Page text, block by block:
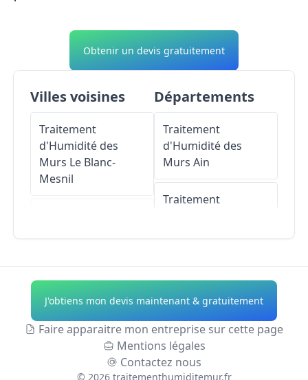
Obtenir un devis gratuitement
Villes voisines
Traitement
d'Humidité des
Murs Le Blanc-
Mesnil
Traitement
d'Humidité des
MursDugny
d'Humidité des
Départements
Traitement
d'Humidité des
Murs Ain
Traitement
Traitement
d'Humidité des
Murs Allier
Traitement
d'Humidité des
MursAlpes-de-
J'obtiens mon devis maintenant & gratuitement
Faire apparaitre mon entreprise sur cette page
Mentions légales
Contactez nous
© 2026 traitementhumiditemur.fr